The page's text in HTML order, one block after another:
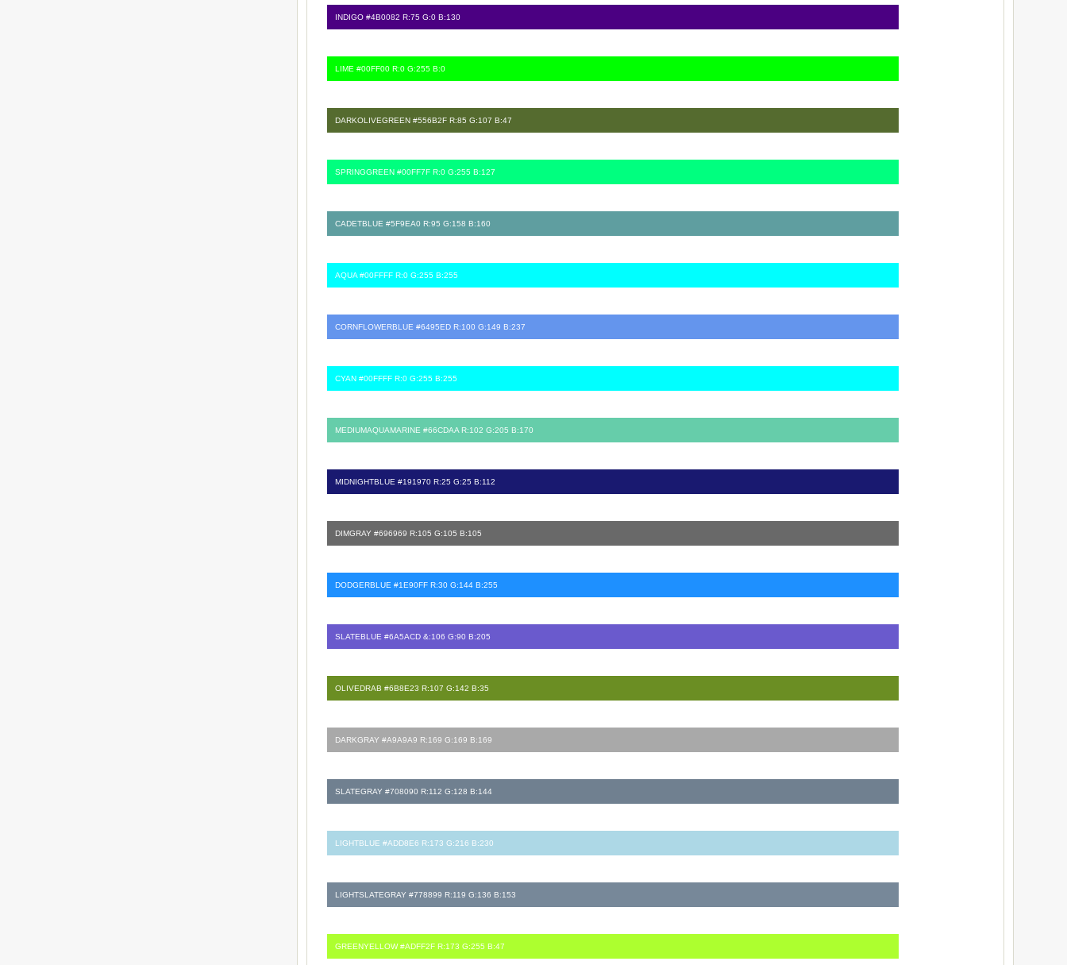
INDIGO #4B0082 R:75 G:0 B:130
LIME #00FF00 R:0 G:255 B:0
DARKOLIVEGREEN #556B2F R:85 G:107 B:47
SPRINGGREEN #00FF7F R:0 G:255 B:127
CADETBLUE #5F9EA0 R:95 G:158 B:160
AQUA #00FFFF R:0 G:255 B:255
CORNFLOWERBLUE #6495ED R:100 G:149 B:237
CYAN #00FFFF R:0 G:255 B:255
MEDIUMAQUAMARINE #66CDAA R:102 G:205 B:170
MIDNIGHTBLUE #191970 R:25 G:25 B:112
DIMGRAY #696969 R:105 G:105 B:105
DODGERBLUE #1E90FF R:30 G:144 B:255
SLATEBLUE #6A5ACD &:106 G:90 B:205
OLIVEDRAB #6B8E23 R:107 G:142 B:35
DARKGRAY #A9A9A9 R:169 G:169 B:169
SLATEGRAY #708090 R:112 G:128 B:144
LIGHTBLUE #ADD8E6 R:173 G:216 B:230
LIGHTSLATEGRAY #778899 R:119 G:136 B:153
GREENYELLOW #ADFF2F R:173 G:255 B:47